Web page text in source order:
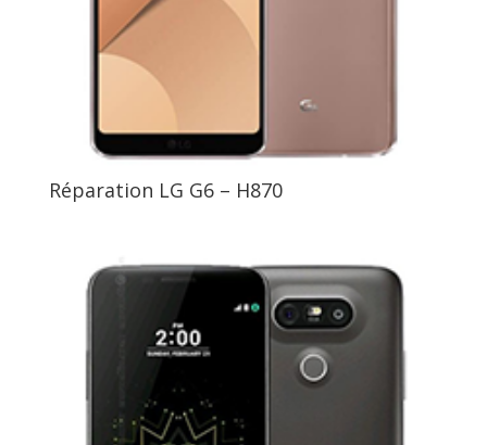
Réparation LG G6 – H870